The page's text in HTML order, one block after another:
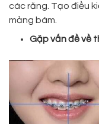
các răng. Tạo điều
mảng bám.
Gặp vấn đề về